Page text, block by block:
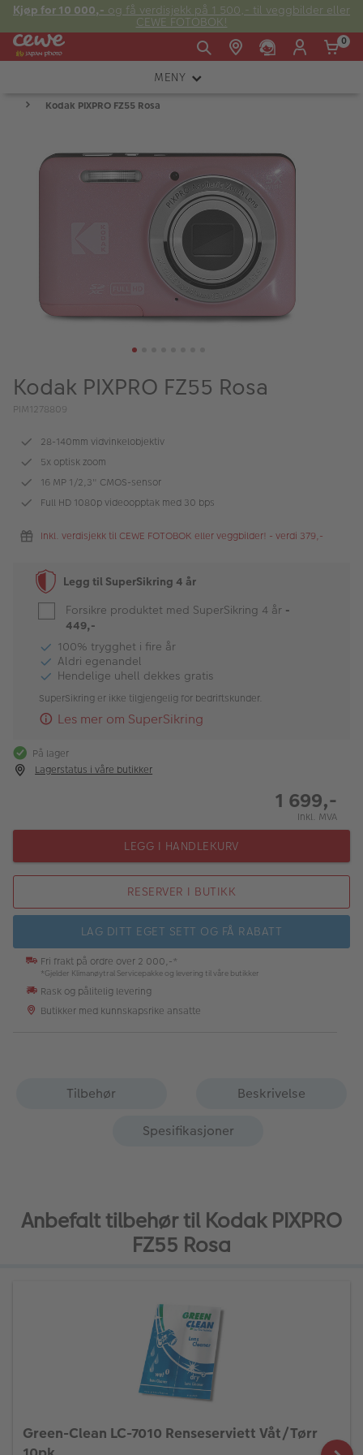
Kjøp for 10 000,- og få verdisjekk på 1 500,- til veggbilder eller
CEWE FOTOBOK!
Fre:
E-post:
kundeservice@japanphoto.no
0
MENY
KAMERA
FOTOTILBEHØR
KIKKERTER
Kampanjer
Merker
Bildeprodukter
Inspirasjon
Butikkoversikt
Kodak PIXPRO FZ55 Rosa
Kodak PIXPRO FZ55 Rosa
PIM1278809
28-140mm vidvinkelobjektiv
5x optisk zoom
16 MP 1/2,3" CMOS-sensor
Full HD 1080p videoopptak med 30 bps
Inkl. verdisjekk til CEWE FOTOBOK eller veggbilder! - verdi 379,-
Legg til SuperSikring 4 år
Forsikre produktet med SuperSikring 4 år -
449,-
100% trygghet i fire år
Aldri egenandel
Hendelige uhell dekkes gratis
SuperSikring er ikke tilgjengelig for bedriftskunder.
Les mer om SuperSikring
På lager
Lagerstatus i våre butikker
1 699,-
Inkl. MVA
LEGG I HANDLEKURV
RESERVER I BUTIKK
LAG DITT EGET SETT OG FÅ RABATT
Fri frakt på ordre over 2 000,-*
*Gjelder Klimanøytral Servicepakke og levering til våre butikker
Rask og pålitelig levering
Butikker med kunnskapsrike ansatte
Tilbehør
Beskrivelse
Spesifikasjoner
Anbefalt tilbehør til Kodak PIXPRO
FZ55 Rosa
Green-Clean LC-7010 Renseserviett Våt/Tørr